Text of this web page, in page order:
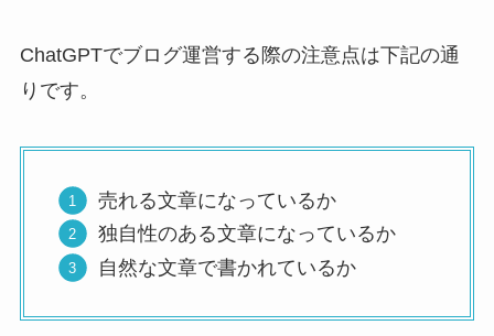
ChatGPTでブログ運営する際の注意点は下記の通
りです。
売れる文章になっているか
独自性のある文章になっているか
自然な文章で書かれているか